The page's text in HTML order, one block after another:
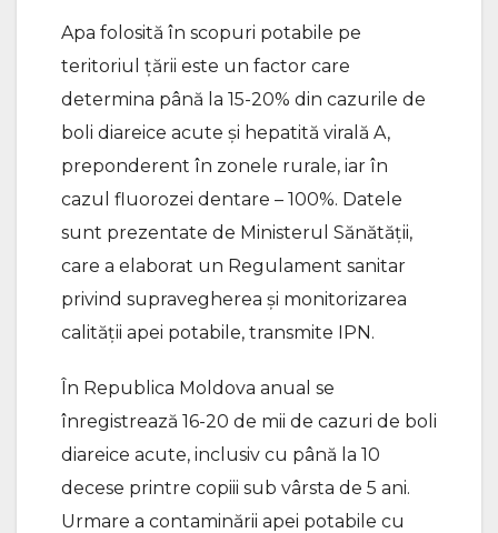
Apa folosită în scopuri potabile pe
teritoriul țării este un factor care
determina până la 15-20% din cazurile de
boli diareice acute și hepatită virală A,
preponderent în zonele rurale, iar în
cazul fluorozei dentare – 100%. Datele
sunt prezentate de Ministerul Sănătății,
care a elaborat un Regulament sanitar
privind supravegherea și monitorizarea
calității apei potabile, transmite IPN.
În Republica Moldova anual se
înregistrează 16-20 de mii de cazuri de boli
diareice acute, inclusiv cu până la 10
decese printre copiii sub vârsta de 5 ani.
Urmare a contaminării apei potabile cu